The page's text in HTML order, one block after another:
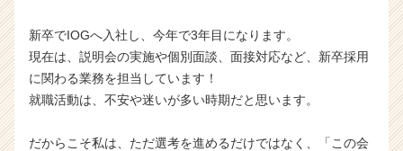
新卒でIOGへ入社し、今年で3年目になります。
現在は、説明会の実施や個別面談、面接対応など、新卒採用
に関わる業務を担当しています！
就職活動は、不安や迷いが多い時期だと思います。
だからこそ私は、ただ選考を進めるだけではなく、「この会